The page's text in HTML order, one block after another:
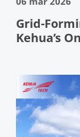
Grid-
Kehua’s
Solutions